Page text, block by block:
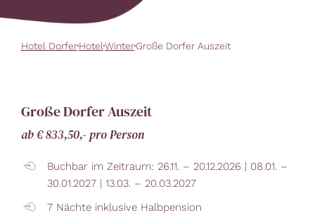
Hotel DorferHotelWinterGroße Dorfer Auszeit
Große Dorfer Auszeit
ab € 833,50,- pro Person
Buchbar im Zeitraum: 26.11. – 20.12.2026 | 08.01. –
30.01.2027 | 13.03. – 20.03.2027
7 Nächte inklusive Halbpension